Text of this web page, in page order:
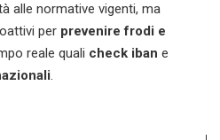
alle normative vigenti, ma
per prevenire frodi e
reale quali check iban e
.